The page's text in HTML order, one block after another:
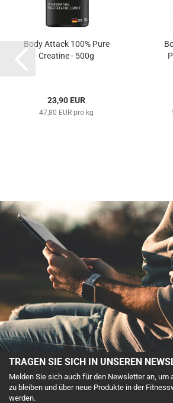
Body Attack 100% Pure
Creatine - 500g
23,90 EUR
47,80 EUR pro kg
TRAGEN SIE SICH IN UNSEREN
Melden Sie sich auch für den Newsletter an, um
zu bleiben und über neue Produkte in der
werden.